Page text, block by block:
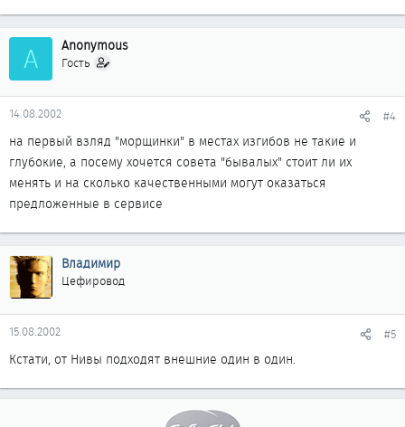
A Anonymous
Гость
14.08.2002 #4
на первый взляд "морщинки" в местах изгибов не такие и
глубокие, а посему хочется совета "бывалых" стоит ли их
менять и на сколько качественными могут оказаться
предложенные в сервисе
Владимир
Цефировод
15.08.2002 #5
Кстати, от Нивы подходят внешние один в один.